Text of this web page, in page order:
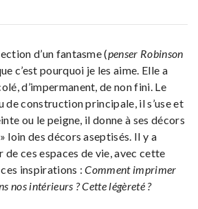
d’un fantasme (penser Robinson
c’est pourquoi je les aime. Elle a
d’impermanent, de non fini. Le
de construction principale, il s’use et
ou le peigne, il donne à ses décors
loin des décors aseptisés. Il y a
de ces espaces de vie, avec cette
inspirations :Comment imprimer
nos intérieurs ? Cette légèreté ?